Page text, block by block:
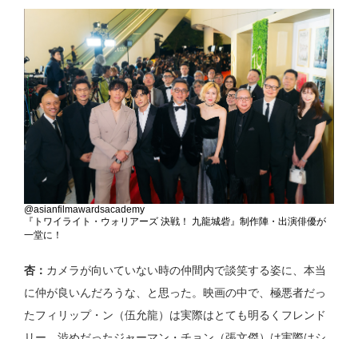
@asianfilmawardsacademy
『トワイライト・ウォリアーズ 決戦！ 九龍城砦』制作陣・出演俳優が
一堂に！
杏： カメラが向いていない時の仲間内で談笑する姿に、本当
に仲が良いんだろうな、と思った。映画の中で、極悪者だっ
たフィリップ・ン（伍允龍）は実際はとても明るくフレンド